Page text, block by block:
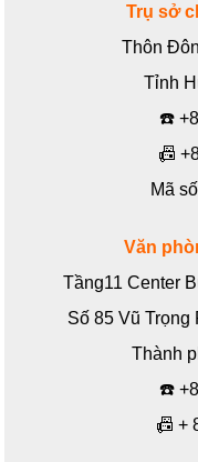
Trụ sở
Thôn
Tỉnh
☎️
📠
Mã
Văn
Tầng11 Center
Số 85 Vũ
Thành
☎️
📠 +